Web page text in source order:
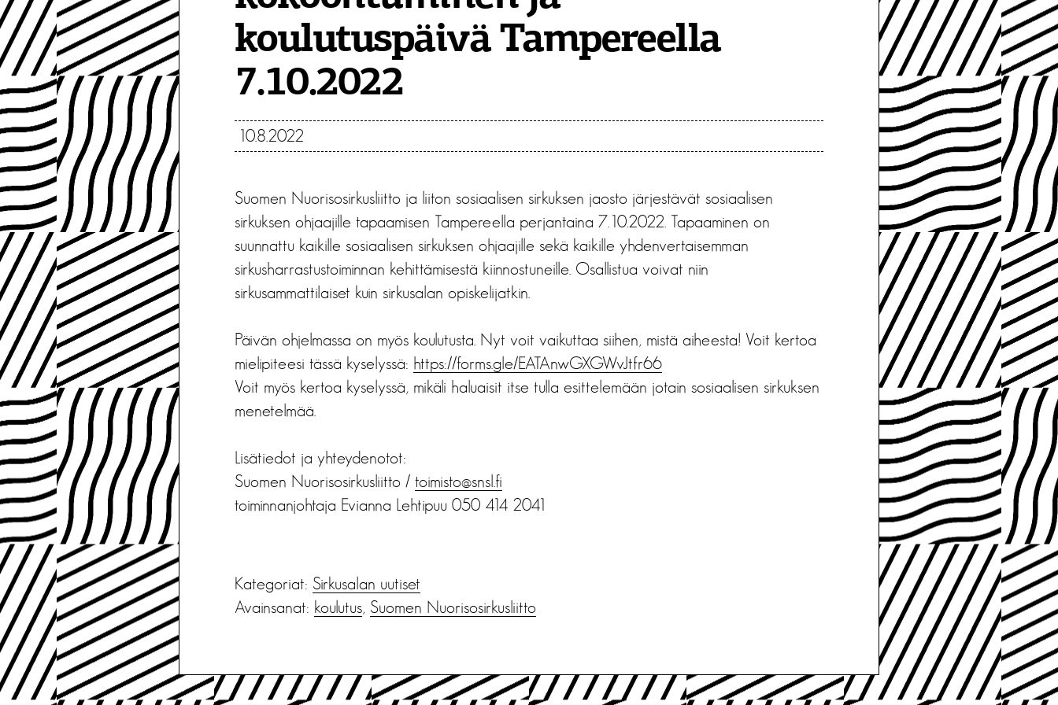
koulutuspäivä Tampereella
7.10.2022
10.8.2022
Suomen Nuorisosirkusliitto ja liiton sosiaalisen sirkuksen jaosto järjestävät sosiaalisen
sirkuksen ohjaajille tapaamisen Tampereella perjantaina 7.10.2022. Tapaaminen on
suunnattu kaikille sosiaalisen sirkuksen ohjaajille sekä kaikille yhdenvertaisemman
sirkusharrastustoiminnan kehittämisestä kiinnostuneille. Osallistua voivat niin
sirkusammattilaiset kuin sirkusalan opiskelijatkin.
Päivän ohjelmassa on myös koulutusta. Nyt voit vaikuttaa siihen, mistä aiheesta! Voit kertoa
mielipiteesi tässä kyselyssä: https://forms.gle/EATAnwGXGWvJtfr66
Voit myös kertoa kyselyssä, mikäli haluaisit itse tulla esittelemään jotain sosiaalisen sirkuksen
menetelmää.
Lisätiedot ja yhteydenotot:
Suomen Nuorisosirkusliitto / toimisto@snsl.fi
toiminnanjohtaja Evianna Lehtipuu 050 414 2041
Kategoriat: Sirkusalan uutiset
Avainsanat: koulutus, Suomen Nuorisosirkusliitto